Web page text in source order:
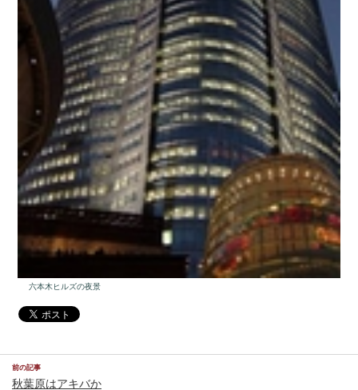
六本木ヒルズの夜景
前の記事
秋葉原はアキバか